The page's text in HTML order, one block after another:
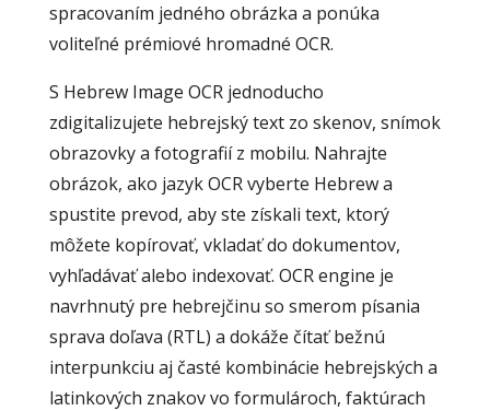
spracovaním jedného obrázka a ponúka
voliteľné prémiové hromadné OCR.
S Hebrew Image OCR jednoducho
zdigitalizujete hebrejský text zo skenov, snímok
obrazovky a fotografií z mobilu. Nahrajte
obrázok, ako jazyk OCR vyberte Hebrew a
spustite prevod, aby ste získali text, ktorý
môžete kopírovať, vkladať do dokumentov,
vyhľadávať alebo indexovať. OCR engine je
navrhnutý pre hebrejčinu so smerom písania
sprava doľava (RTL) a dokáže čítať bežnú
interpunkciu aj časté kombinácie hebrejských a
latinkových znakov vo formulároch, faktúrach